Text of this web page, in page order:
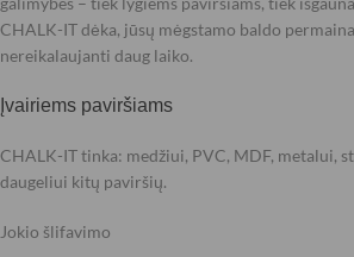
CHALK-IT dėka, jūsų mėgstamo baldo
nereikalaujanti daug laiko.
Įvairiems paviršiams
CHALK-IT tinka: medžiui, PVC, MDF, metalui,
daugeliui kitų paviršių.
Jokio šlifavimo